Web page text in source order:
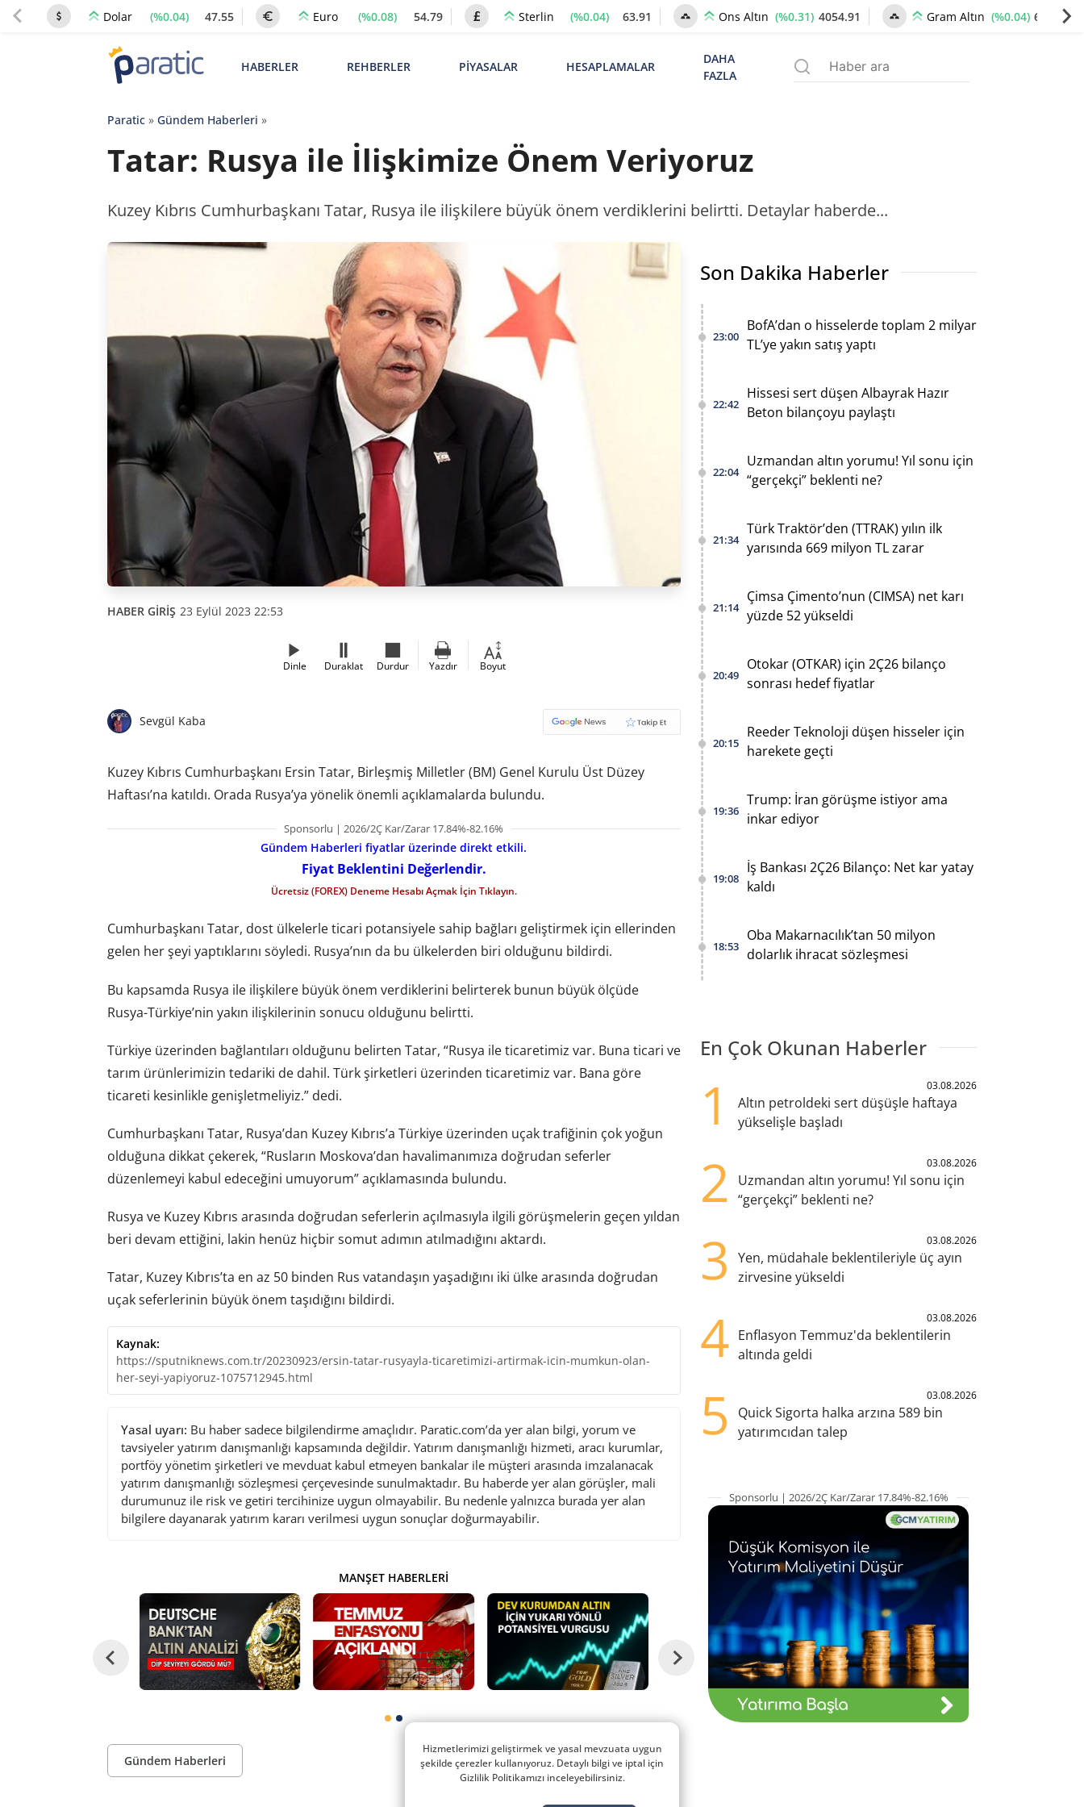
Dolar (%0.04) 47.55 Euro (%0.08) 54.79 Sterlin (%0.04) 63.91 Ons Altın (%0.31) 4054.91 Gram Altın (%0.04) 6199.45
HABERLER REHBERLER PİYASALAR HESAPLAMALAR
DAHA
FAZLA
Paratic» Gündem Haberleri »
Tatar: Rusya ile İlişkimize Önem Veriyoruz
Kuzey Kıbrıs Cumhurbaşkanı Tatar, Rusya ile ilişkilere büyük önem verdiklerini belirtti. Detaylar haberde...
HABER GİRİŞ 23 Eylül 2023 22:53
Dinle Duraklat Durdur Yazdır Boyut
Sevgül Kaba
Kuzey Kıbrıs Cumhurbaşkanı Ersin Tatar, Birleşmiş Milletler (BM) Genel Kurulu Üst Düzey
Haftası’na katıldı. Orada Rusya’ya yönelik önemli açıklamalarda bulundu.
Sponsorlu | 2026/2Ç Kar/Zarar 17.84%-82.16%
Gündem Haberleri fiyatlar üzerinde direkt etkili.
Fiyat Beklentini Değerlendir.
Ücretsiz (FOREX) Deneme Hesabı Açmak İçin Tıklayın.
Cumhurbaşkanı Tatar, dost ülkelerle ticari potansiyele sahip bağları geliştirmek için ellerinden
gelen her şeyi yaptıklarını söyledi. Rusya’nın da bu ülkelerden biri olduğunu bildirdi.
Bu kapsamda Rusya ile ilişkilere büyük önem verdiklerini belirterek bunun büyük ölçüde
Rusya-Türkiye’nin yakın ilişkilerinin sonucu olduğunu belirtti.
Türkiye üzerinden bağlantıları olduğunu belirten Tatar, “Rusya ile ticaretimiz var. Buna ticari ve
tarım ürünlerimizin tedariki de dahil. Türk şirketleri üzerinden ticaretimiz var. Bana göre
ticareti kesinlikle genişletmeliyiz.” dedi.
Cumhurbaşkanı Tatar, Rusya’dan Kuzey Kıbrıs’a Türkiye üzerinden uçak trafiğinin çok yoğun
olduğuna dikkat çekerek, “Rusların Moskova’dan havalimanımıza doğrudan seferler
düzenlemeyi kabul edeceğini umuyorum” açıklamasında bulundu.
Rusya ve Kuzey Kıbrıs arasında doğrudan seferlerin açılmasıyla ilgili görüşmelerin geçen yıldan
beri devam ettiğini, lakin henüz hiçbir somut adımın atılmadığını aktardı.
Tatar, Kuzey Kıbrıs’ta en az 50 binden Rus vatandaşın yaşadığını iki ülke arasında doğrudan
uçak seferlerinin büyük önem taşıdığını bildirdi.
Kaynak:
https://sputniknews.com.tr/20230923/ersin-tatar-rusyayla-ticaretimizi-artirmak-icin-mumkun-olan-
her-seyi-yapiyoruz-1075712945.html
Yasal uyarı: Bu haber sadece bilgilendirme amaçlıdır. Paratic.com’da yer alan bilgi, yorum ve
tavsiyeler yatırım danışmanlığı kapsamında değildir. Yatırım danışmanlığı hizmeti, aracı kurumlar,
portföy yönetim şirketleri ve mevduat kabul etmeyen bankalar ile müşteri arasında imzalanacak
yatırım danışmanlığı sözleşmesi çerçevesinde sunulmaktadır. Bu haberde yer alan görüşler, mali
durumunuz ile risk ve getiri tercihinize uygun olmayabilir. Bu nedenle yalnızca burada yer alan
bilgilere dayanarak yatırım kararı verilmesi uygun sonuçlar doğurmayabilir.
MANŞET HABERLERI
Gündem Haberleri
Son Dakika Haberler
23:00
BofA’dan o hisselerde toplam 2 milyar
TL’ye yakın satış yaptı
22:42
Hissesi sert düşen Albayrak Hazır
Beton bilançoyu paylaştı
22:04
Uzmandan altın yorumu! Yıl sonu için
“gerçekçi” beklenti ne?
21:34
Türk Traktör’den (TTRAK) yılın ilk
yarısında 669 milyon TL zarar
21:14
Çimsa Çimento’nun (CIMSA) net karı
yüzde 52 yükseldi
20:49
Otokar (OTKAR) için 2Ç26 bilanço
sonrası hedef fiyatlar
20:15
Reeder Teknoloji düşen hisseler için
harekete geçti
19:36
Trump: İran görüşme istiyor ama
inkar ediyor
19:08
İş Bankası 2Ç26 Bilanço: Net kar yatay
kaldı
18:53
Oba Makarnacılık’tan 50 milyon
dolarlık ihracat sözleşmesi
En Çok Okunan Haberler
1 03.08.2026
Altın petroldeki sert düşüşle haftaya
yükselişle başladı
2 03.08.2026
Uzmandan altın yorumu! Yıl sonu için
“gerçekçi” beklenti ne?
3 03.08.2026
Yen, müdahale beklentileriyle üç ayın
zirvesine yükseldi
4 03.08.2026
Enflasyon Temmuz'da beklentilerin
altında geldi
5 03.08.2026
Quick Sigorta halka arzına 589 bin
yatırımcıdan talep
Sponsorlu | 2026/2Ç Kar/Zarar 17.84%-82.16%
Hizmetlerimizi geliştirmek ve yasal mevzuata uygun
şekilde çerezler kullanıyoruz. Detaylı bilgi ve iptal için
Gizlilik Politikamızı inceleyebilirsiniz.